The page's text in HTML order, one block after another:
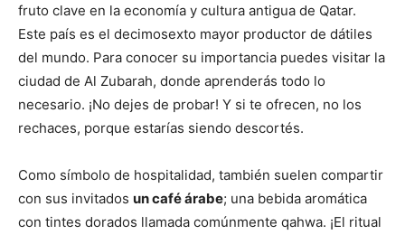
fruto clave en la economía y cultura antigua de Qatar.
Este país es el decimosexto mayor productor de dátiles
del mundo. Para conocer su importancia puedes visitar la
ciudad de Al Zubarah, donde aprenderás todo lo
necesario. ¡No dejes de probar! Y si te ofrecen, no los
rechaces, porque estarías siendo descortés.
Como símbolo de hospitalidad, también suelen compartir
con sus invitados un café árabe; una bebida aromática
con tintes dorados llamada comúnmente qahwa. ¡El ritual